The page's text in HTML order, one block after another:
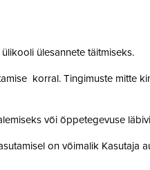
ülesannete täitmiseks.
korral. Tingimuste mitte
või õppetegevuse
on võimalik Kasutaja